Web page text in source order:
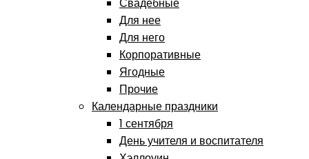
Для нее
Для него
Корпоративные
Ягодные
Прочие
Календарные праздники
1 сентября
День учителя и воспитателя